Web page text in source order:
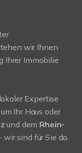
wir Ihnen
Ihrer Immobilie
Expertise
Ihr Haus oder
und dem Rhein-
wir sind für Sie da.